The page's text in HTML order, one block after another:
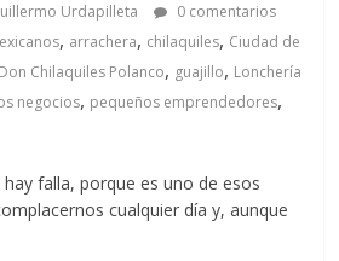
Urdapilleta
0 comentarios
, arrachera, chilaquiles, Ciudad de
Don Chilaquiles Polanco, guajillo, Lonchería
negocios, pequeños emprendedores,
falla, porque es uno de esos
cualquier día y, aunque